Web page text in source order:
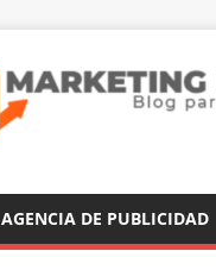
AGENCIA DE PUBLICIDAD